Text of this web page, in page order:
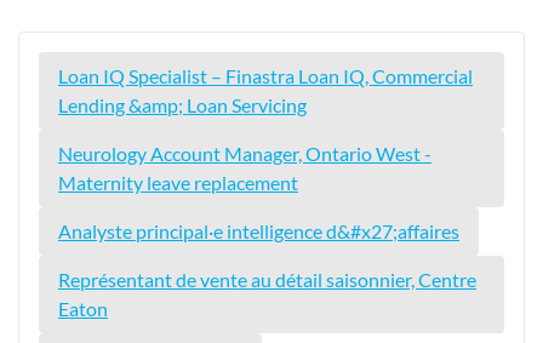
Loan IQ Specialist – Finastra Loan IQ, Commercial
Lending &amp; Loan Servicing
Neurology Account Manager, Ontario West -
Maternity leave replacement
Analyste principal·e intelligence d&#x27;affaires
Représentant de vente au détail saisonnier, Centre
Eaton